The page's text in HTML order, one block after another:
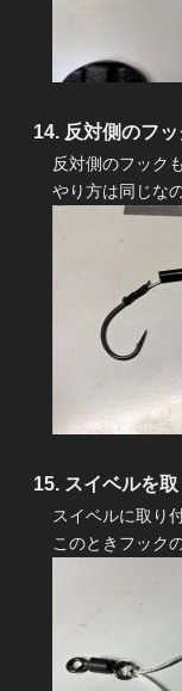
反対側のフ
反対側のフック
やり方は同じな
スイベルを
スイベルに取り
このときフック